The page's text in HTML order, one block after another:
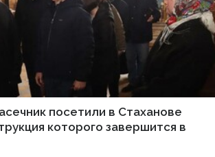
посетили в Стаханове
которого завершится в